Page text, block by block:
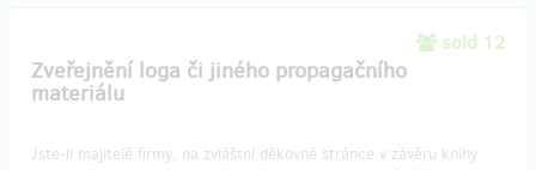
sold 12
Zveřejnění loga či jiného propagačního
materiálu
Jste-li majitelé firmy, na zvláštní děkovné stránce v závěru knihy